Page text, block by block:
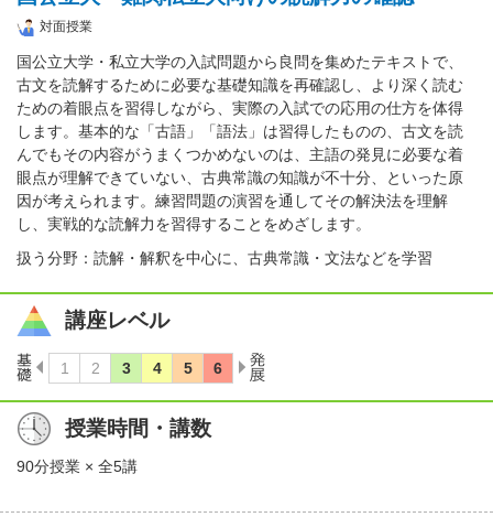
対面授業
国公立大学・私立大学の入試問題から良問を集めたテキストで、
古文を読解するために必要な基礎知識を再確認し、より深く読む
ための着眼点を習得しながら、実際の入試での応用の仕方を体得
します。基本的な「古語」「語法」は習得したものの、古文を読
んでもその内容がうまくつかめないのは、主語の発見に必要な着
眼点が理解できていない、古典常識の知識が不十分、といった原
因が考えられます。練習問題の演習を通してその解決法を理解
し、実戦的な読解力を習得することをめざします。
扱う分野：読解・解釈を中心に、古典常識・文法などを学習
講座レベル
授業時間・講数
90分授業 × 全5講